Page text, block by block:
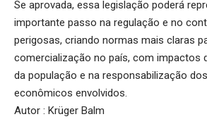
Se aprovada, essa legislação poderá
importante passo na regulação e no
perigosas, criando normas mais claras
comercialização no país, com impactos
da população e na responsabilização
econômicos envolvidos.
Autor : Krüger Balm